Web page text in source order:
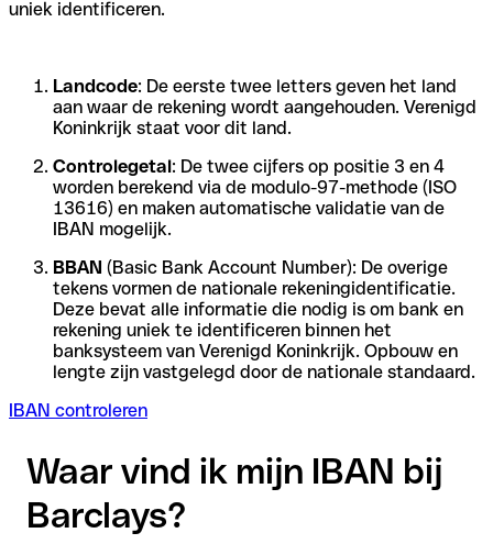
uniek identificeren.
Landcode: De eerste twee letters geven het land
aan waar de rekening wordt aangehouden. Verenigd
Koninkrijk staat voor dit land.
Controlegetal: De twee cijfers op positie 3 en 4
worden berekend via de modulo-97-methode (ISO
13616) en maken automatische validatie van de
IBAN mogelijk.
BBAN (Basic Bank Account Number): De overige
tekens vormen de nationale rekeningidentificatie.
Deze bevat alle informatie die nodig is om bank en
rekening uniek te identificeren binnen het
banksysteem van Verenigd Koninkrijk. Opbouw en
lengte zijn vastgelegd door de nationale standaard.
IBAN controleren
Waar vind ik mijn IBAN bij
Barclays?